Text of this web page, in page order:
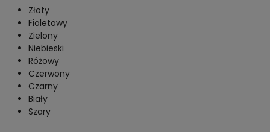
Złoty
Fioletowy
Zielony
Niebieski
Różowy
Czerwony
Czarny
Biały
Szary